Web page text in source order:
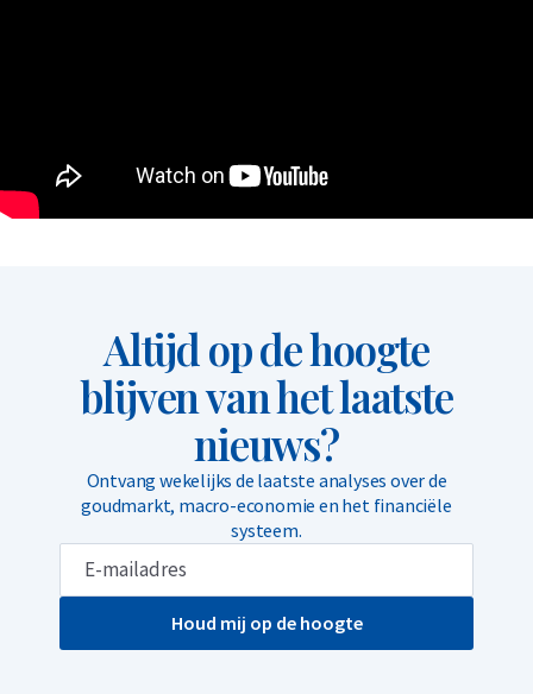
Altijd op de hoogte
blijven van het laatste
nieuws?
Ontvang wekelijks de laatste analyses over de
goudmarkt, macro-economie en het financiële
systeem.
Houd mij op de hoogte